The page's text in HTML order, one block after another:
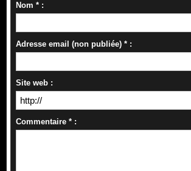
Nom * :
Adresse email (non publiée) * :
Site web :
Commentaire * :